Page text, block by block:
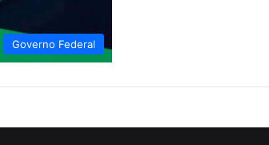
Governo Federal